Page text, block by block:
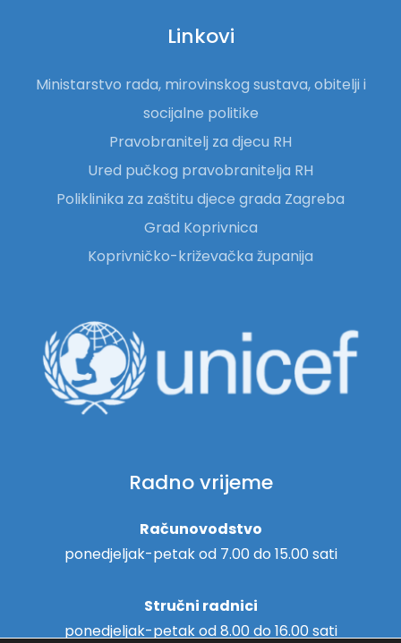
Linkovi
Ministarstvo rada, mirovinskog sustava, obitelji i
socijalne politike
Pravobranitelj za djecu RH
Ured pučkog pravobranitelja RH
Poliklinika za zaštitu djece grada Zagreba
Grad Koprivnica
Koprivničko-križevačka županija
Radno vrijeme
Računovodstvo
ponedjeljak-petak od 7.00 do 15.00 sati
Stručni radnici
ponedjeljak-petak od 8.00 do 16.00 sati